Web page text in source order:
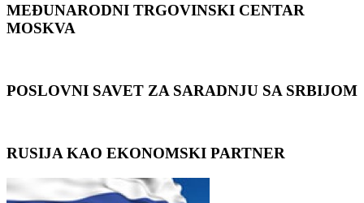
MEĐUNARODNI TRGOVINSKI CENTAR
MOSKVA
POSLOVNI SAVET ZA SARADNJU SA SRBIJOM
RUSIJA KAO EKONOMSKI PARTNER